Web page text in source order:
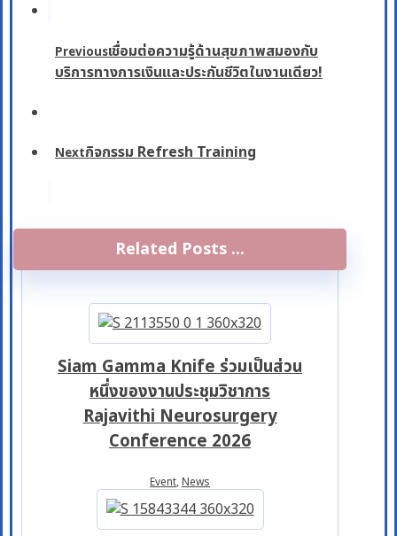
Previousเชื่อมต่อความรู้ด้านสุขภาพสมองกับ
บริการทางการเงินและประกันชีวิตในงานเดียว!
Nextกิจกรรม Refresh Training
Related Posts ...
Siam Gamma Knife ร่วมเป็นส่วน
หนึ่งของงานประชุมวิชาการ
Rajavithi Neurosurgery
Conference 2026
Event,News